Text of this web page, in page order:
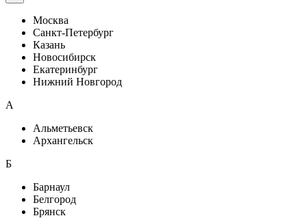
Москва
Санкт-Петербург
Казань
Новосибирск
Екатеринбург
Нижний Новгород
A
Альметьевск
Архангельск
Б
Барнаул
Белгород
Брянск